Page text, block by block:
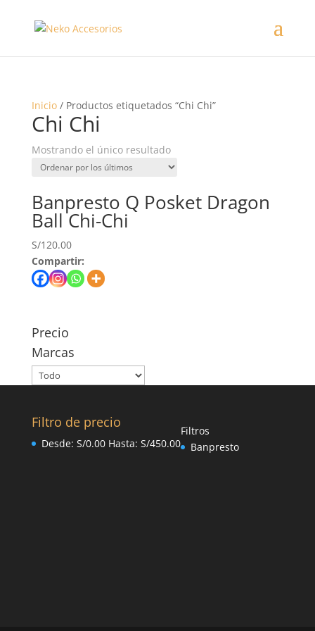
Inicio/ Productos etiquetados “Chi Chi”
Chi Chi
Mostrando el único resultado
Banpresto Q Posket Dragon
Ball Chi-Chi
S/120.00
Compartir:
Precio
Marcas
Filtro de precio
Desde: S/0.00Hasta: S/450.00
Filtros
Banpresto